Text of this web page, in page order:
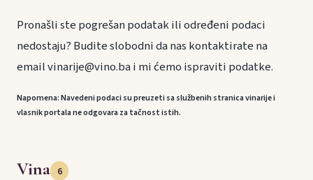
Pronašli ste pogrešan podatak ili određeni podaci
nedostaju? Budite slobodni da nas kontaktirate na
email vinarije@vino.ba i mi ćemo ispraviti podatke.
Napomena: Navedeni podaci su preuzeti sa službenih stranica vinarije i
vlasnik portala ne odgovara za tačnost istih.
Vina 6